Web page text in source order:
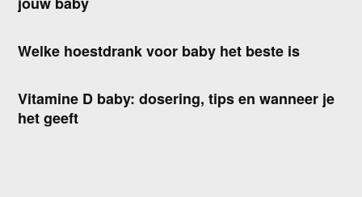
Welke hoestdrank voor baby het beste is
Vitamine D baby: dosering, tips en wanneer je
het geeft